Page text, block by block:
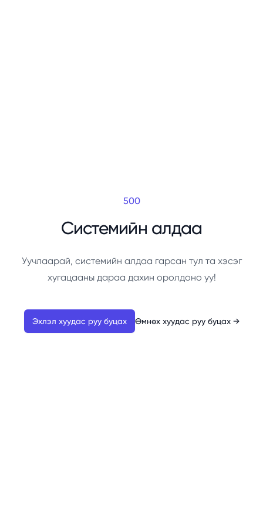
500
Системийн алдаа
Уучлаарай, системийн алдаа гарсан тул та хэсэг
хугацааны дараа дахин оролдоно уу!
Эхлэл хуудас руу буцах Өмнөх хуудас руу буцах →